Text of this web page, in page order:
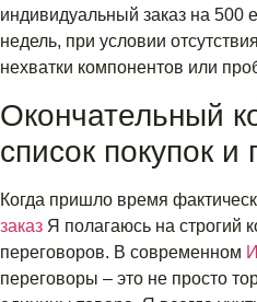
индивидуальный заказ на 500
недель, при условии
нехватки компонентов или
Окончательный
список покупок и
Когда пришло время
заказ Я полагаюсь на строгий
переговоров. В современном
переговоры – это не просто